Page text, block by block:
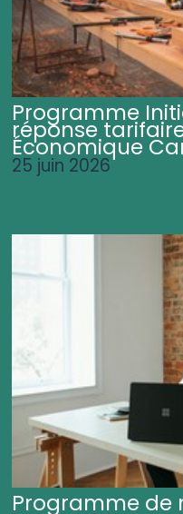
Programme
réponse
Économique
25 juin 2026
Programme de